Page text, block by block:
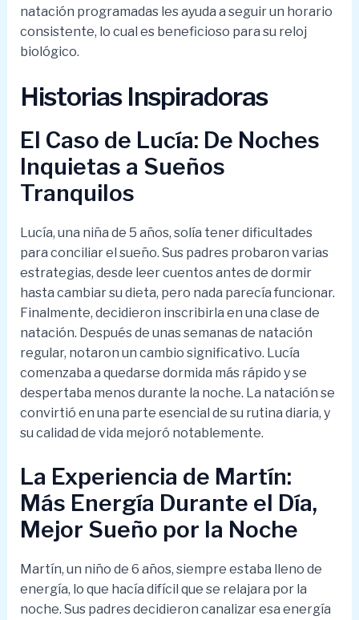
natación programadas les ayuda a seguir un horario
consistente, lo cual es beneficioso para su reloj
biológico.
Historias Inspiradoras
El Caso de Lucía: De Noches
Inquietas a Sueños
Tranquilos
Lucía, una niña de 5 años, solía tener dificultades
para conciliar el sueño. Sus padres probaron varias
estrategias, desde leer cuentos antes de dormir
hasta cambiar su dieta, pero nada parecía funcionar.
Finalmente, decidieron inscribirla en una clase de
natación. Después de unas semanas de natación
regular, notaron un cambio significativo. Lucía
comenzaba a quedarse dormida más rápido y se
despertaba menos durante la noche. La natación se
convirtió en una parte esencial de su rutina diaria, y
su calidad de vida mejoró notablemente.
La Experiencia de Martín:
Más Energía Durante el Día,
Mejor Sueño por la Noche
Martín, un niño de 6 años, siempre estaba lleno de
energía, lo que hacía difícil que se relajara por la
noche. Sus padres decidieron canalizar esa energía